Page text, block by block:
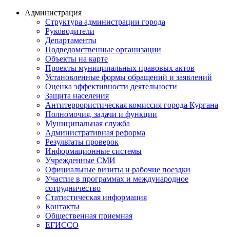
Администрация
Структура администрации города
Руководители
Департаменты
Подведомственные организации
Объекты на карте
Проекты муниципальных правовых актов
Установленные формы обращений и заявлений
Оценка эффективности деятельности
Защита населения
Антитеррористическая комиссия города Кургана
Полномочия, задачи и функции
Муниципальная служба
Административная реформа
Результаты проверок
Информационные системы
Учрежденные СМИ
Официальные визиты и рабочие поездки
Участие в программах и международное
сотрудничество
Статистическая информация
Контакты
Общественная приемная
ЕГИССО